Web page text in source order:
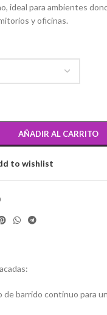
ideal para ambientes
y oficinas.
AÑADIR AL CARRITO
to wishlist
de barrido continuo para